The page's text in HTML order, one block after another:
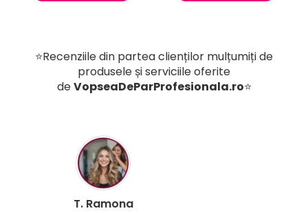
⭐Recenziile din partea clienților mulțumiți de
produsele și serviciile oferite
deVopseaDeParProfesionala.ro⭐
B. Mihaela